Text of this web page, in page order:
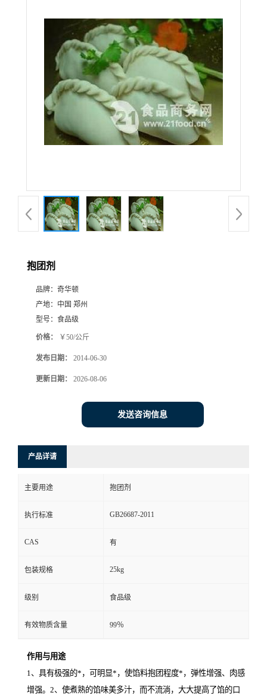
抱团剂
品牌： 奇华顿
产地： 中国 郑州
型号： 食品级
价格： ￥50/公斤
发布日期： 2014-06-30
更新日期： 2026-08-06
发送咨询信息
产品详请
主要用途 抱团剂
执行标准 GB26687-2011
CAS 有
包装规格 25kg
级别 食品级
有效物质含量 99％
作用与用途
1、具有极强的*，可明显*，使馅料抱团程度*，弹性增强、肉感
增强。 2、使煮熟的馅味美多汁，而不流淌，大大提高了馅的口